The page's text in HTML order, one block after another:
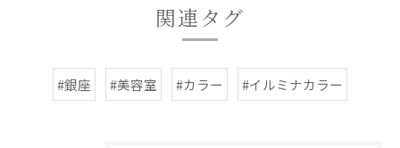
関連タグ
#銀座 #美容室 #カラー #イルミナカラー